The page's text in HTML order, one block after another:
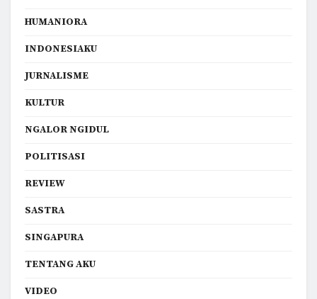
HUMANIORA
INDONESIAKU
JURNALISME
KULTUR
NGALOR NGIDUL
POLITISASI
REVIEW
SASTRA
SINGAPURA
TENTANG AKU
VIDEO